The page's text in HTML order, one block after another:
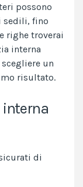
possono
sedili, fino
righe troverai
interna
un
risultato.
interna
di